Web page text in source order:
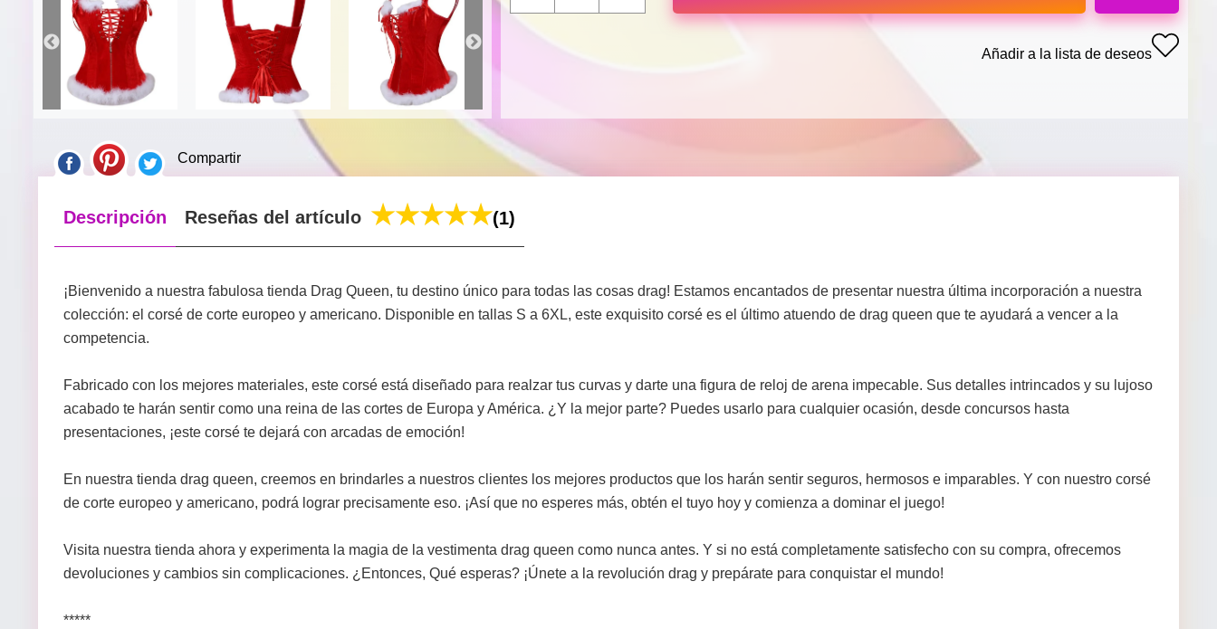
Añadir a la lista de deseos
Compartir
Descripción Reseñas del artículo (1)
¡Bienvenido a nuestra fabulosa tienda Drag Queen, tu destino único para todas las cosas drag! Estamos encantados de presentar nuestra última incorporación a nuestra
colección: el corsé de corte europeo y americano. Disponible en tallas S a 6XL, este exquisito corsé es el último atuendo de drag queen que te ayudará a vencer a la
competencia.
Fabricado con los mejores materiales, este corsé está diseñado para realzar tus curvas y darte una figura de reloj de arena impecable. Sus detalles intrincados y su lujoso
acabado te harán sentir como una reina de las cortes de Europa y América. ¿Y la mejor parte? Puedes usarlo para cualquier ocasión, desde concursos hasta
presentaciones, ¡este corsé te dejará con arcadas de emoción!
En nuestra tienda drag queen, creemos en brindarles a nuestros clientes los mejores productos que los harán sentir seguros, hermosos e imparables. Y con nuestro corsé
de corte europeo y americano, podrá lograr precisamente eso. ¡Así que no esperes más, obtén el tuyo hoy y comienza a dominar el juego!
Visita nuestra tienda ahora y experimenta la magia de la vestimenta drag queen como nunca antes. Y si no está completamente satisfecho con su compra, ofrecemos
devoluciones y cambios sin complicaciones. ¿Entonces, Qué esperas? ¡Únete a la revolución drag y prepárate para conquistar el mundo!
*****